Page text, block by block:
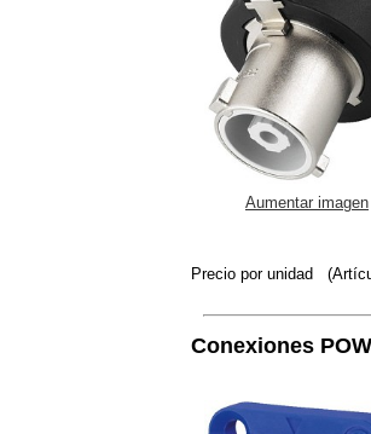
Aumentar imagen
Precio por unidad
Conexiones